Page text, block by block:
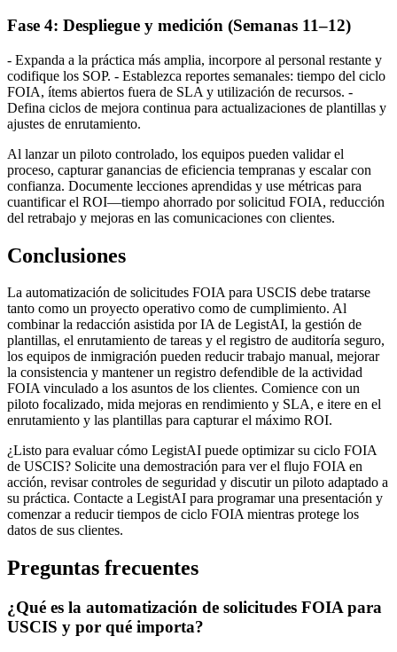
Fase 4: Despliegue y medición (Semanas 11–12)
- Expanda a la práctica más amplia, incorpore al personal restante y
codifique los SOP. - Establezca reportes semanales: tiempo del ciclo
FOIA, ítems abiertos fuera de SLA y utilización de recursos. -
Defina ciclos de mejora continua para actualizaciones de plantillas y
ajustes de enrutamiento.
Al lanzar un piloto controlado, los equipos pueden validar el
proceso, capturar ganancias de eficiencia tempranas y escalar con
confianza. Documente lecciones aprendidas y use métricas para
cuantificar el ROI—tiempo ahorrado por solicitud FOIA, reducción
del retrabajo y mejoras en las comunicaciones con clientes.
Conclusiones
La automatización de solicitudes FOIA para USCIS debe tratarse
tanto como un proyecto operativo como de cumplimiento. Al
combinar la redacción asistida por IA de LegistAI, la gestión de
plantillas, el enrutamiento de tareas y el registro de auditoría seguro,
los equipos de inmigración pueden reducir trabajo manual, mejorar
la consistencia y mantener un registro defendible de la actividad
FOIA vinculado a los asuntos de los clientes. Comience con un
piloto focalizado, mida mejoras en rendimiento y SLA, e itere en el
enrutamiento y las plantillas para capturar el máximo ROI.
¿Listo para evaluar cómo LegistAI puede optimizar su ciclo FOIA
de USCIS? Solicite una demostración para ver el flujo FOIA en
acción, revisar controles de seguridad y discutir un piloto adaptado a
su práctica. Contacte a LegistAI para programar una presentación y
comenzar a reducir tiempos de ciclo FOIA mientras protege los
datos de sus clientes.
Preguntas frecuentes
¿Qué es la automatización de solicitudes FOIA para
USCIS y por qué importa?